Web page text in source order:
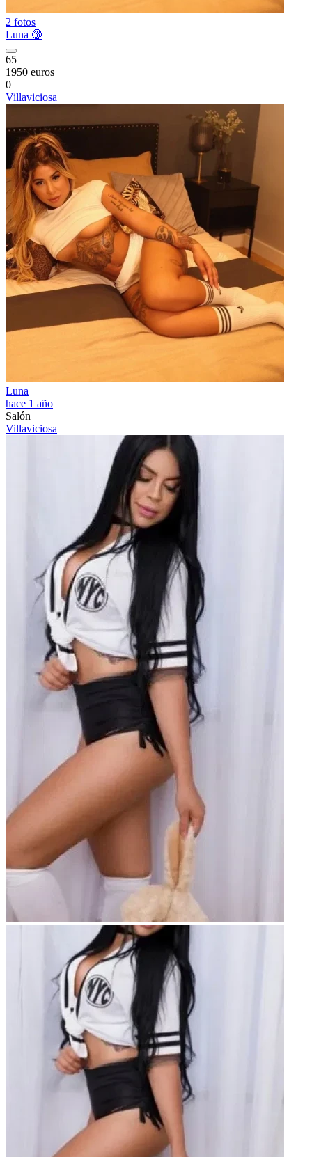
2 fotos
Luna 🔞
65
1950 euros
0
Villaviciosa
Luna
hace 1 año
Salón
Villaviciosa